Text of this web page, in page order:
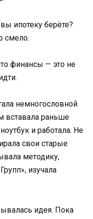
ипотеку берёте?
смело.
финансы — это не
немногословной
вставала раньше
и работала. Не
свои старые
методику,
изучала
идея. Пока